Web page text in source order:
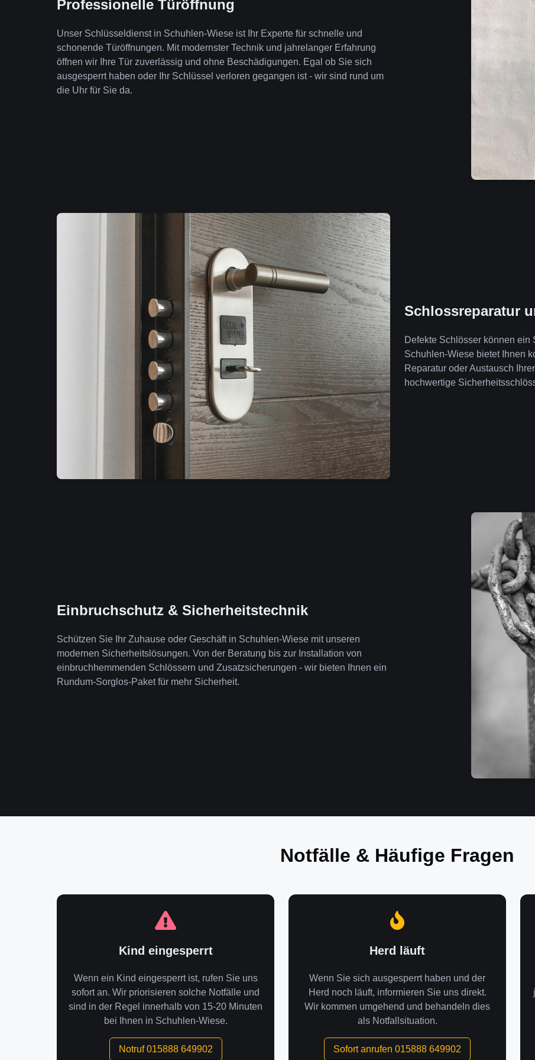
Professionelle Türöffnung
Unser Schlüsseldienst in Schuhlen-Wiese ist Ihr Experte für schnelle und
schonende Türöffnungen. Mit modernster Technik und jahrelanger Erfahrung
öffnen wir Ihre Tür zuverlässig und ohne Beschädigungen. Egal ob Sie sich
ausgesperrt haben oder Ihr Schlüssel verloren gegangen ist - wir sind rund um
die Uhr für Sie da.
Schlossreparatur
Defekte Schlösser können ein
Schuhlen-Wiese bietet Ihnen
Reparatur oder Austausch
hochwertige
Einbruchschutz & Sicherheitstechnik
Schützen Sie Ihr Zuhause oder Geschäft in Schuhlen-Wiese mit unseren
modernen Sicherheitslösungen. Von der Beratung bis zur Installation von
einbruchhemmenden Schlössern und Zusatzsicherungen - wir bieten Ihnen ein
Rundum-Sorglos-Paket für mehr Sicherheit.
Notfälle & Häufige Fragen
Kind eingesperrt
Wenn ein Kind eingesperrt ist, rufen Sie uns
sofort an. Wir priorisieren solche Notfälle und
sind in der Regel innerhalb von 15-20 Minuten
bei Ihnen in Schuhlen-Wiese.
Notruf 015888 649902
Herd läuft
Wenn Sie sich ausgesperrt haben und der
Herd noch läuft, informieren Sie uns direkt.
Wir kommen umgehend und behandeln dies
als Notfallsituation.
Sofort anrufen 015888 649902